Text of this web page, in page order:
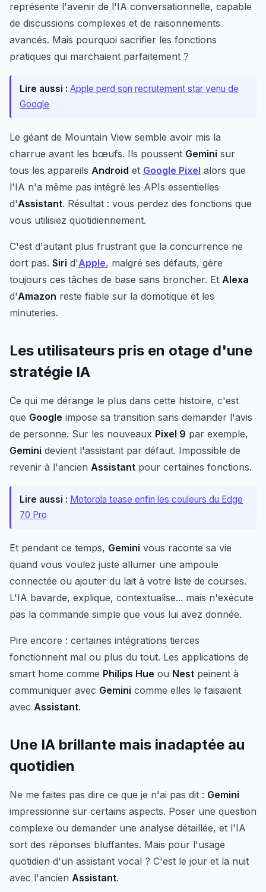
représente l'avenir de l'IA conversationnelle, capable
de discussions complexes et de raisonnements
avancés. Mais pourquoi sacrifier les fonctions
pratiques qui marchaient parfaitement ?
Lire aussi : Apple perd son recrutement star venu de
Google
Le géant de Mountain View semble avoir mis la
charrue avant les bœufs. Ils poussent Gemini sur
tous les appareils Android et Google Pixel alors que
l'IA n'a même pas intégré les APIs essentielles
d'Assistant. Résultat : vous perdez des fonctions que
vous utilisiez quotidiennement.
C'est d'autant plus frustrant que la concurrence ne
dort pas. Siri d'Apple, malgré ses défauts, gère
toujours ces tâches de base sans broncher. Et Alexa
d'Amazon reste fiable sur la domotique et les
minuteries.
Les utilisateurs pris en otage d'une
stratégie IA
Ce qui me dérange le plus dans cette histoire, c'est
que Google impose sa transition sans demander l'avis
de personne. Sur les nouveaux Pixel 9 par exemple,
Gemini devient l'assistant par défaut. Impossible de
revenir à l'ancien Assistant pour certaines fonctions.
Lire aussi : Motorola tease enfin les couleurs du Edge
70 Pro
Et pendant ce temps, Gemini vous raconte sa vie
quand vous voulez juste allumer une ampoule
connectée ou ajouter du lait à votre liste de courses.
L'IA bavarde, explique, contextualise... mais n'exécute
pas la commande simple que vous lui avez donnée.
Pire encore : certaines intégrations tierces
fonctionnent mal ou plus du tout. Les applications de
smart home comme Philips Hue ou Nest peinent à
communiquer avec Gemini comme elles le faisaient
avec Assistant.
Une IA brillante mais inadaptée au
quotidien
Ne me faites pas dire ce que je n'ai pas dit : Gemini
impressionne sur certains aspects. Poser une question
complexe ou demander une analyse détaillée, et l'IA
sort des réponses bluffantes. Mais pour l'usage
quotidien d'un assistant vocal ? C'est le jour et la nuit
avec l'ancien Assistant.